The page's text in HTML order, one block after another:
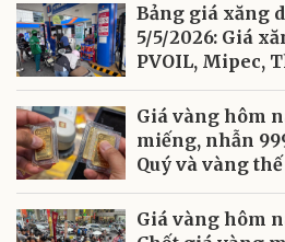
Bảng giá xăng
5/5/2026: Giá
PVOIL, Mipec,
Giá vàng hôm
miếng, nhẫn
Quý và vàng
Giá vàng hôm